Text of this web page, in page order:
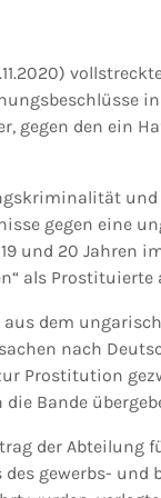
gegen den ein
und
gegen eine
und 20 Jahren
als Prostituierte
dem
nach
Prostitution
Bande
der
gewerbs- und